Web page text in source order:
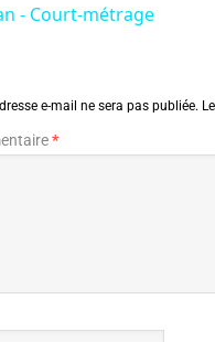
- Court-métrage
e-mail ne sera pas publiée.
*